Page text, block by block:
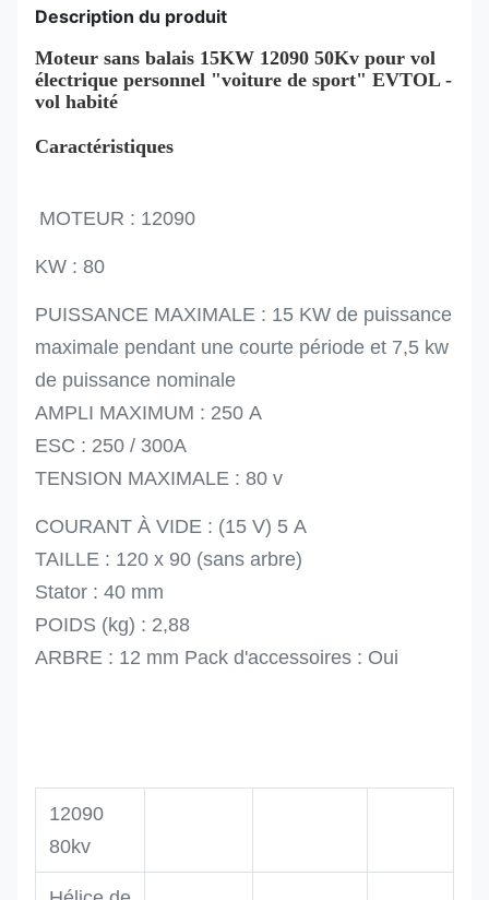
Description du produit
Moteur sans balais 15KW 12090 50Kv pour vol
électrique personnel "voiture de sport" EVTOL -
vol habité
Caractéristiques
MOTEUR : 12090
KW : 80
PUISSANCE MAXIMALE : 15 KW de puissance
maximale pendant une courte période et 7,5 kw
de puissance nominale
AMPLI MAXIMUM : 250 A
ESC : 250 / 300A
TENSION MAXIMALE : 80 v
COURANT À VIDE : (15 V) 5 A
TAILLE : 120 x 90 (sans arbre)
Stator : 40 mm
POIDS (kg) : 2,88
ARBRE : 12 mm Pack d'accessoires : Oui
12090
80kv